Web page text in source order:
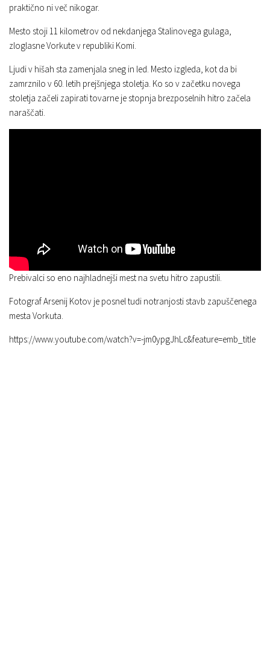
praktično ni več nikogar.
Mesto stoji 11 kilometrov od nekdanjega Stalinovega gulaga,
zloglasne Vorkute v republiki Komi.
Ljudi v hišah sta zamenjala sneg in led. Mesto izgleda, kot da bi
zamrznilo v 60. letih prejšnjega stoletja. Ko so v začetku novega
stoletja začeli zapirati tovarne je stopnja brezposelnih hitro začela
naraščati.
Prebivalci so eno najhladnejši mest na svetu hitro zapustili.
Fotograf Arsenij Kotov je posnel tudi notranjosti stavb zapuščenega
mesta Vorkuta.
https://www.youtube.com/watch?v=-jm0ypgJhLc&feature=emb_title